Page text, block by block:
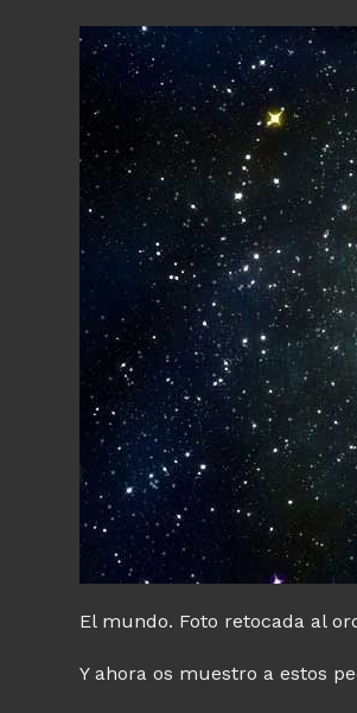
El mundo. Foto retocada al
Y ahora os muestro a estos